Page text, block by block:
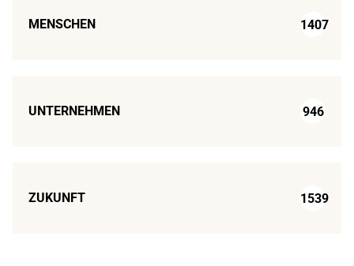
MENSCHEN 1407
UNTERNEHMEN 946
ZUKUNFT 1539